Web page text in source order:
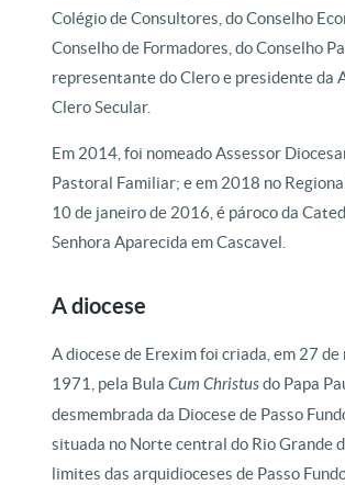
Colégio de Consultores, do Conselho
Conselho de Formadores, do Conselho
representante do Clero e presidente da
Clero Secular.
Em 2014, foi nomeado Assessor
Pastoral Familiar; e em 2018 no
10 de janeiro de 2016, é pároco da
Senhora Aparecida em Cascavel.
A diocese
A diocese de Erexim foi criada, em 27 de
1971, pela BulaCum Christusdo Papa
desmembrada da Diocese de Passo
situada no Norte central do Rio Grande
limites das arquidioceses de Passo Fundo